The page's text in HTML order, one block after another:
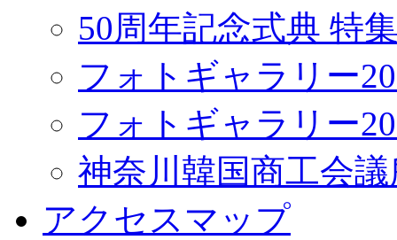
50周年記念式典 特
フォトギャラリー
フォトギャラリー
神奈川韓国商工会
アクセスマップ